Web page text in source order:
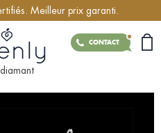
Meilleur prix garanti.
CONTACT